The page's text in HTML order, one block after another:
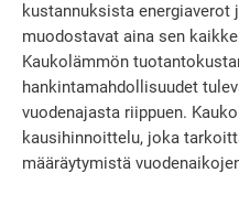
kustannuksista
muodostavat aina sen
Kaukolämmön
hankintamahdollisuudet
vuodenajasta riippuen.
kausihinnoittelu, joka
määräytymistä